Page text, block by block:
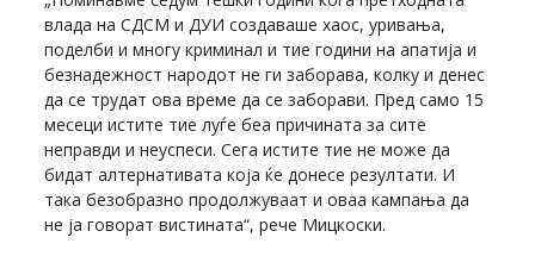
влада на СДСМ и ДУИ создаваше хаос, уривања,
поделби и многу криминал и тие години на апатија и
безнадежност народот не ги заборава, колку и денес
да се трудат ова време да се заборави. Пред само 15
месеци истите тие луѓе беа причината за сите
неправди и неуспеси. Сега истите тие не може да
бидат алтернативата која ќе донесе резултати. И
така безобразно продолжуваат и оваа кампања да
не ја говорат вистината“, рече Мицкоски.